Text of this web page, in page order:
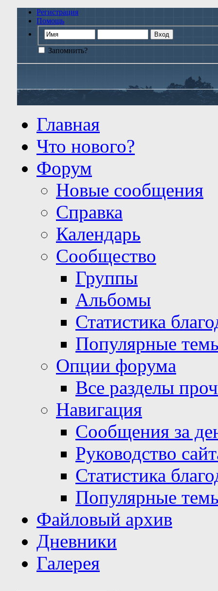
Регистрация
Помощь
Запомнить?
Главная
Что нового?
Форум
Новые сообщения
Справка
Календарь
Сообщество
Группы
Альбомы
Статистика
Популярные
Опции форума
Все разделы
Навигация
Сообщения за
Руководство
Статистика
Популярные
Файловый архив
Дневники
Галерея